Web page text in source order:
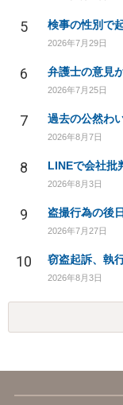
5 検事の性別で
2026年7月29日
6
2026年7月25日
7 過去の公然わ
2026年8月7日
8 LINEで会社批
2026年8月3日
9 盗撮行為の後
2026年7月27日
10 窃盗起訴、執
2026年8月3日